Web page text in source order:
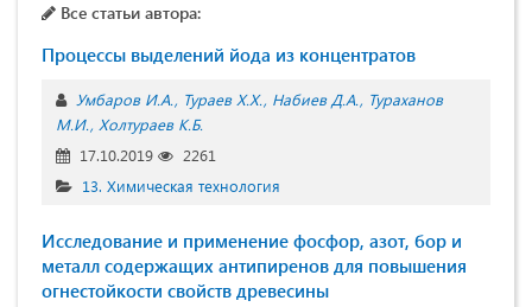
Все статьи автора:
Процессы выделений йода из концентратов
Умбаров И.А. Тураев Х.Х. Набиев Д.А. Тураханов
М.И. Холтураев К.Б.
17.10.2019
2261
13. Химическая технология
Исследование и применение фосфор, азот, бор и
металл содержащих антипиренов для повышения
огнестойкости свойств древесины